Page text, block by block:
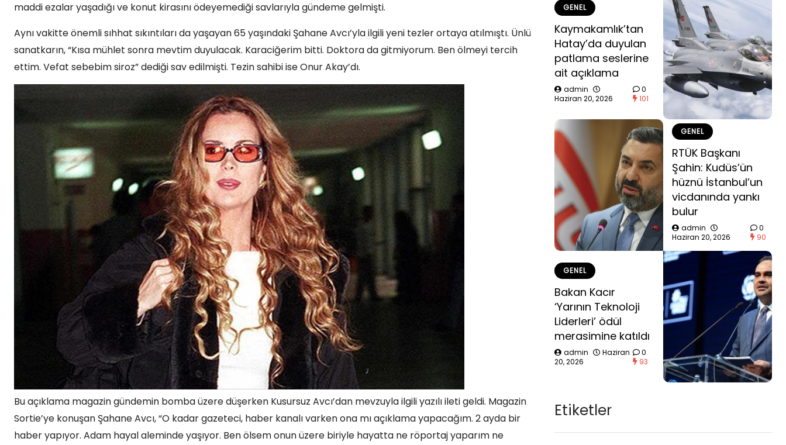
maddi ezalar yaşadığı ve konut kirasını ödeyemediği savlarıyla gündeme gelmişti.
Aynı vakitte önemli sıhhat sıkıntıları da yaşayan 65 yaşındaki Şahane Avcı’yla ilgili yeni tezler ortaya atılmıştı. Ünlü
sanatkarın, “Kısa mühlet sonra mevtim duyulacak. Karaciğerim bitti. Doktora da gitmiyorum. Ben ölmeyi tercih
ettim. Vefat sebebim siroz” dediği sav edilmişti. Tezin sahibi ise Onur Akay’dı.
Bu açıklama magazin gündemin bomba üzere düşerken Kusursuz Avcı’dan mevzuyla ilgili yazılı ileti geldi. Magazin
Sortie’ye konuşan Şahane Avcı, “O kadar gazeteci, haber kanalı varken ona mı açıklama yapacağım. 2 ayda bir
haber yapıyor. Adam hayal aleminde yaşıyor. Ben ölsem onun üzere biriyle hayatta ne röportaj yaparım ne
GENEL
Kaymakamlık’tan
Hatay’da duyulan
patlama seslerine
ait açıklama
admin
Haziran 20, 2026
0
101
GENEL
RTÜK Başkanı
Şahin: Kudüs’ün
hüznü İstanbul’un
vicdanında yankı
bulur
admin
Haziran 20, 2026
0
90
GENEL
Bakan Kacır
‘Yarının Teknoloji
Liderleri’ ödül
merasimine katıldı
admin
Haziran
20, 2026
0
93
Etiketler